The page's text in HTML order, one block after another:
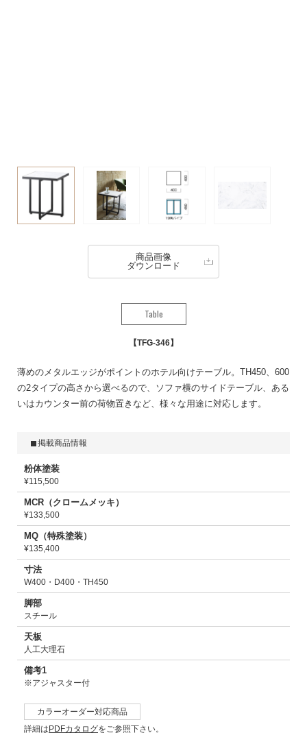
商品画像
ダウンロード
Table
TFG-346
薄めのメタルエッジがポイントのホテル向けテーブル。TH450、600
の2タイプの高さから選べるので、ソファ横のサイドテーブル、ある
いはカウンター前の荷物置きなど、様々な用途に対応します。
掲載商品情報
粉体塗装
¥115,500
MCR（クロームメッキ）
¥133,500
MQ（特殊塗装）
¥135,400
寸法
W400・D400・TH450
脚部
スチール
天板
人工大理石
備考1
※アジャスター付
カラーオーダー対応商品
詳細はPDFカタログをご参照下さい。